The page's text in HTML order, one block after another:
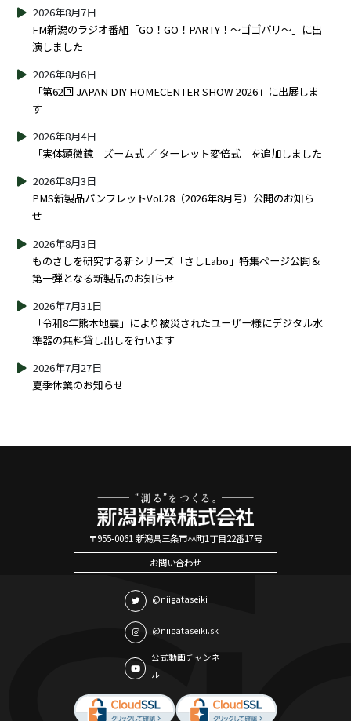
FM新潟のラジオ番組「GO！GO！PARTY！～ゴゴパリ～」に出
演しました
2026年8月7日
「第62回 JAPAN DIY HOMECENTER SHOW 2026」に出展しま
す
2026年8月6日
「実体顕微鏡 ズーム式 ／ ターレット変倍式」を追加しました
2026年8月4日
PMS新製品パンフレットVol.28（2026年8月号）公開のお知ら
せ
2026年8月3日
ものさしを研究する新シリーズ「さしLabo」特集ページ公開＆
第一弾となる新製品のお知らせ
2026年8月3日
「令和8年熊本地震」により被災されたユーザー様にデジタル水
準器の無料貸し出しを行います
2026年7月31日
夏季休業のお知らせ
2026年7月27日
〒955-0061 新潟県三条市林町1丁目22番17号
お問い合わせ
@niigataseiki
@niigataseiki.sk
公式動画チャンネ
ル